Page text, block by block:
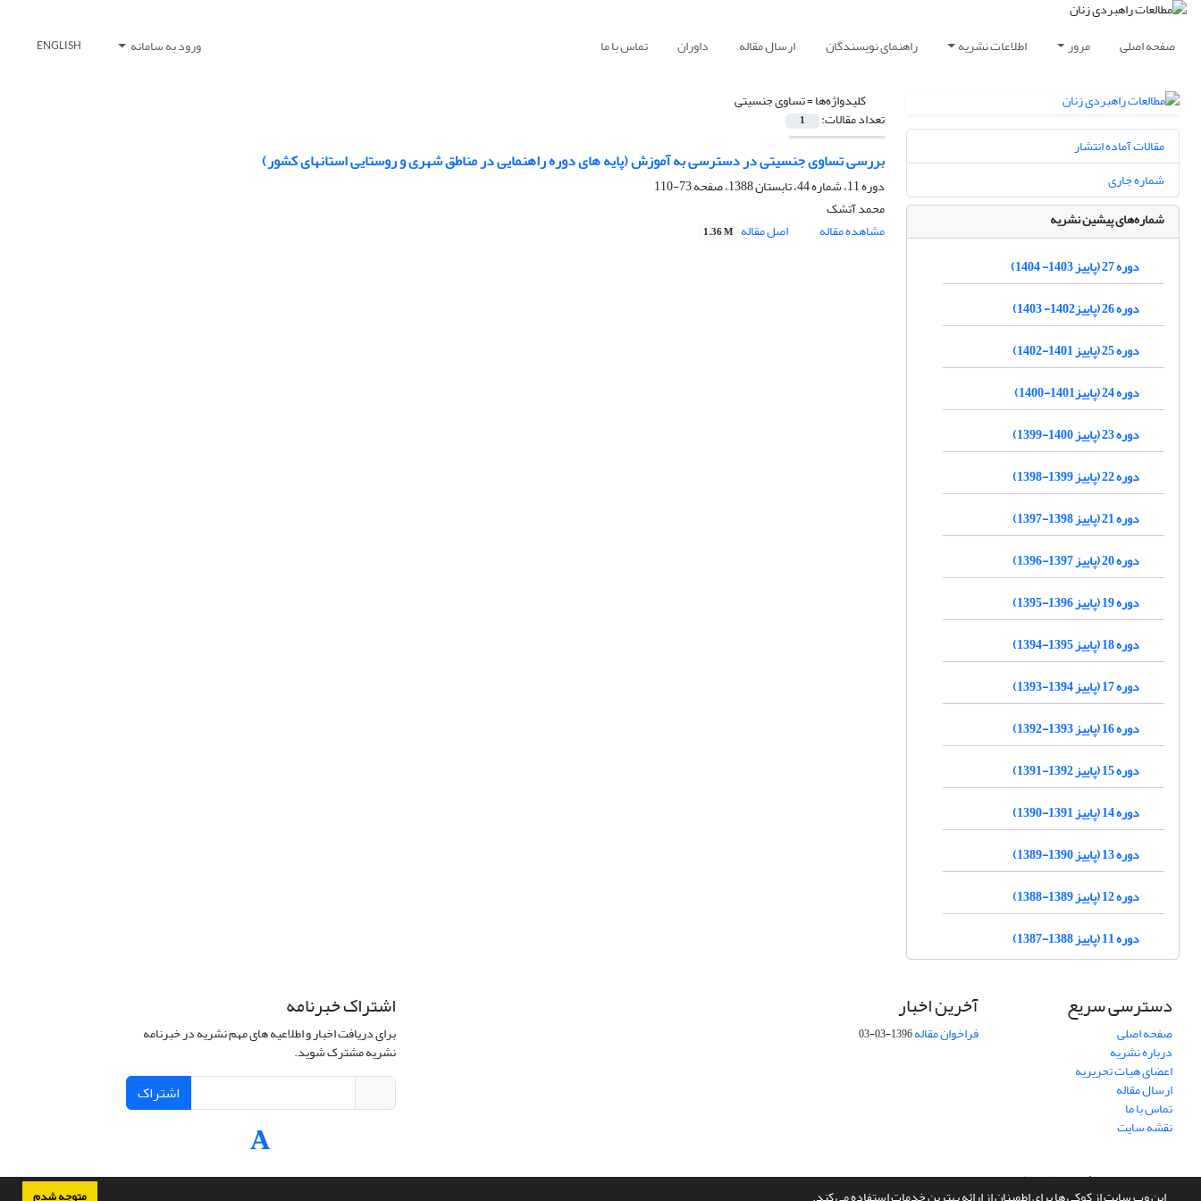
صفحه اصلی مرور اطلاعات نشریه راهنمای نویسندگان ارسال مقاله داوران تماس با ما ورود به سامانه ENGLISH
کلیدواژه‌ها =تساوی جنسیتی
تعداد مقالات: 1
بررسی تساوی جنسیتی در دسترسی به آموزش (پایه های دوره راهنمایی در مناطق شهری و روستایی استانهای کشور)
دوره 11، شماره 44، تابستان 1388، صفحه
73-110
محمد آتشک
مشاهده مقاله
اصل مقاله 1.36 M
مقالات آماده انتشار
شماره جاری
شماره‌های پیشین نشریه
دوره 27 (پاییز 1403- 1404)
دوره 26 (پاییز1402- 1403)
دوره 25 (پاییز 1401-1402)
دوره 24 (پاییز1401-1400)
دوره 23 (پاییز 1400-1399)
دوره 22 (پاییز 1399-1398)
دوره 21 (پاییز 1398-1397)
دوره 20 (پاییز 1397-1396)
دوره 19 (پاییز 1396-1395)
دوره 18 (پاییز 1395-1394)
دوره 17 (پاییز 1394-1393)
دوره 16 (پاییز 1393-1392)
دوره 15 (پاییز 1392-1391)
دوره 14 (پاییز 1391-1390)
دوره 13 (پاییز 1390-1389)
دوره 12 (پاییز 1389-1388)
دوره 11 (پاییز 1388-1387)
دسترسی سریع
صفحه اصلی
درباره نشریه
اعضای هیات تحریریه
ارسال مقاله
تماس با ما
نقشه سایت
آخرین اخبار
فراخوان مقاله1396-03-03
اشتراک خبرنامه
برای دریافت اخبار و اطلاعیه های مهم نشریه در خبرنامه
نشریه مشترک شوید.
اشتراک
سامانه مدیریت نشریات علمی.طراحی و پیاده سازی ازسیناوب